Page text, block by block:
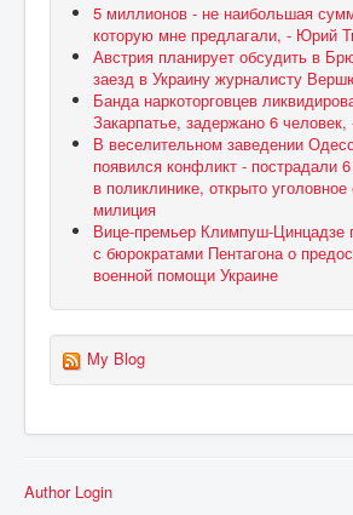
5 миллионов - не наибольшая
которую мне предлагали, - Юрий
Австрия планирует обсудить в
заезд в Украину журналисту
Банда наркоторговцев
Закарпатье, задержано 6 человек,
В веселительном заведении
появился конфликт - пострадали
в поликлинике, открыто
милиция
Вице-премьер Климпуш-Цинцадзе
с бюрократами Пентагона о
военной помощи Украине
My Blog
Author Login